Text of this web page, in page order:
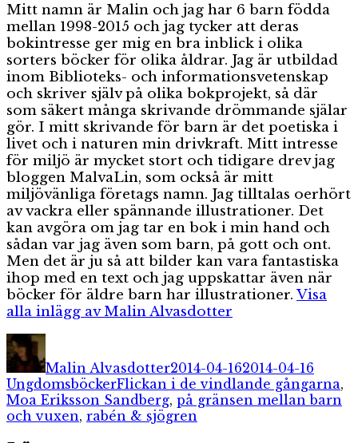
Mitt namn är Malin och jag har 6 barn födda
mellan 1998-2015 och jag tycker att deras
bokintresse ger mig en bra inblick i olika
sorters böcker för olika åldrar. Jag är utbildad
inom Biblioteks- och informationsvetenskap
och skriver själv på olika bokprojekt, så där
som säkert många skrivande drömmande själar
gör. I mitt skrivande för barn är det poetiska i
livet och i naturen min drivkraft. Mitt intresse
för miljö är mycket stort och tidigare drev jag
bloggen MalvaLin, som också är mitt
miljövänliga företags namn. Jag tilltalas oerhört
av vackra eller spännande illustrationer. Det
kan avgöra om jag tar en bok i min hand och
sådan var jag även som barn, på gott och ont.
Men det är ju så att bilder kan vara fantastiska
ihop med en text och jag uppskattar även när
böcker för äldre barn har illustrationer. Visa
alla inlägg av Malin Alvasdotter
Författare
Malin Alvasdotter2014-04-162014-04-16
UngdomsböckerEtiketter
Flickan i de vindlande gångarna,
Moa Eriksson Sandberg, på gränsen mellan barn
och vuxen, rabén & sjögren